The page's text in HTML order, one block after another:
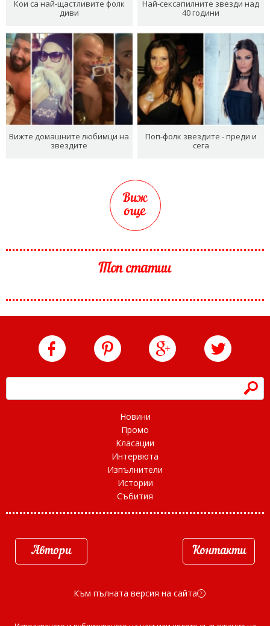
Кои са най-щастливите фолк
диви
Най-сексапилните звезди над
40 години
Вижте домашните любимци на
звездите
Поп-фолк звездите - преди и
сега
Виж
още
Топ статии
h
Новини
Промо
Класации
Интервюта
Изпълнители
Истории
Събития
Автори Контакти
Към пълната версия на сайта d